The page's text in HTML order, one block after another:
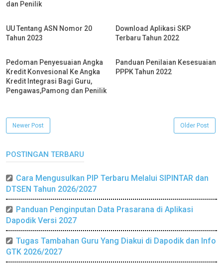
dan Penilik
UU Tentang ASN Nomor 20
Tahun 2023
Download Aplikasi SKP
Terbaru Tahun 2022
Pedoman Penyesuaian Angka
Kredit Konvesional Ke Angka
Kredit Integrasi Bagi Guru,
Pengawas,Pamong dan Penilik
Panduan Penilaian Kesesuaian
PPPK Tahun 2022
Newer Post Older Post
POSTINGAN TERBARU
Cara Mengusulkan PIP Terbaru Melalui SIPINTAR dan
DTSEN Tahun 2026/2027
Panduan Penginputan Data Prasarana di Aplikasi
Dapodik Versi 2027
Tugas Tambahan Guru Yang Diakui di Dapodik dan Info
GTK 2026/2027